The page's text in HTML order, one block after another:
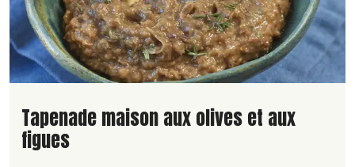
Lire la suite de la recette
Tapenade maison aux olives et aux
figues